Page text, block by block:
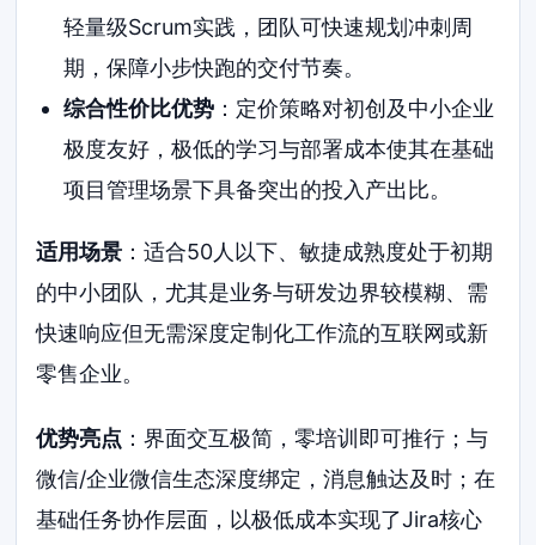
轻量级Scrum实践，团队可快速规划冲刺周
期，保障小步快跑的交付节奏。
综合性价比优势：定价策略对初创及中小企业
极度友好，极低的学习与部署成本使其在基础
项目管理场景下具备突出的投入产出比。
适用场景 ：适合50人以下、敏捷成熟度处于初期
的中小团队，尤其是业务与研发边界较模糊、需
快速响应但无需深度定制化工作流的互联网或新
零售企业。
优势亮点 ：界面交互极简，零培训即可推行；与
微信/企业微信生态深度绑定，消息触达及时；在
基础任务协作层面，以极低成本实现了Jira核心